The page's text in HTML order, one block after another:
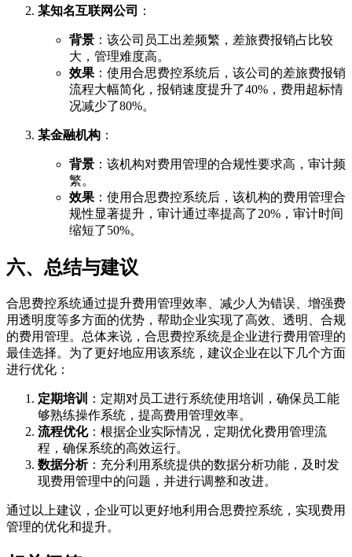
某知名互联网公司 ：
背景 ：该公司员工出差频繁，差旅费报销占比较
大，管理难度高。
效果 ：使用合思费控系统后，该公司的差旅费报销
流程大幅简化，报销速度提升了40%，费用超标情
况减少了80%。
某金融机构 ：
背景 ：该机构对费用管理的合规性要求高，审计频
繁。
效果 ：使用合思费控系统后，该机构的费用管理合
规性显著提升，审计通过率提高了20%，审计时间
缩短了50%。
六、总结与建议
合思费控系统通过提升费用管理效率、减少人为错误、增强费
用透明度等多方面的优势，帮助企业实现了高效、透明、合规
的费用管理。总体来说，合思费控系统是企业进行费用管理的
最佳选择。为了更好地应用该系统，建议企业在以下几个方面
进行优化：
定期培训
：定期对员工进行系统使用培训，确保员工能
够熟练操作系统，提高费用管理效率。
流程优化：根据企业实际情况，定期优化费用管理流
程，确保系统的高效运行。
数据分析：充分利用系统提供的数据分析功能，及时发
现费用管理中的问题，并进行调整和改进。
通过以上建议，企业可以更好地利用合思费控系统，实现费用
管理的优化和提升。